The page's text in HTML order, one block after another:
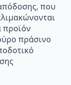
που
πράσινο